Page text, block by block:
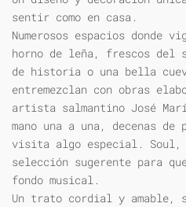
sentir como en casa.
Numerosos espacios donde
horno de leña, frescos
de historia o una bella
entremezclan con obras
artista salmantino José
mano una a una, decenas de
visita algo especial. Soul,
selección sugerente para
fondo musical.
Un trato cordial y amable,